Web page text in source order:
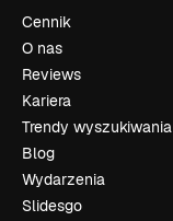
Cennik
O nas
Reviews
Kariera
Trendy wyszukiwania
Blog
Wydarzenia
Slidesgo